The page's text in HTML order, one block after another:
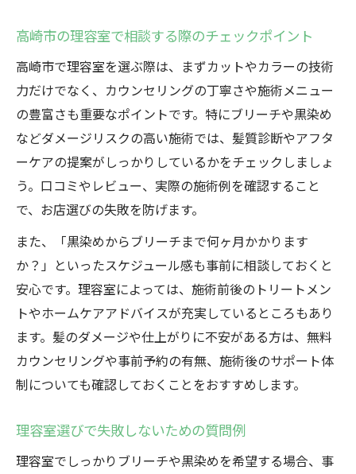
高崎市の理容室で相談する際のチェックポイント
高崎市で理容室を選ぶ際は、まずカットやカラーの技術
力だけでなく、カウンセリングの丁寧さや施術メニュー
の豊富さも重要なポイントです。特にブリーチや黒染め
などダメージリスクの高い施術では、髪質診断やアフタ
ーケアの提案がしっかりしているかをチェックしましょ
う。口コミやレビュー、実際の施術例を確認すること
で、お店選びの失敗を防げます。
また、「黒染めからブリーチまで何ヶ月かかります
か？」といったスケジュール感も事前に相談しておくと
安心です。理容室によっては、施術前後のトリートメン
トやホームケアアドバイスが充実しているところもあり
ます。髪のダメージや仕上がりに不安がある方は、無料
カウンセリングや事前予約の有無、施術後のサポート体
制についても確認しておくことをおすすめします。
理容室選びで失敗しないための質問例
理容室でしっかりブリーチや黒染めを希望する場合、事